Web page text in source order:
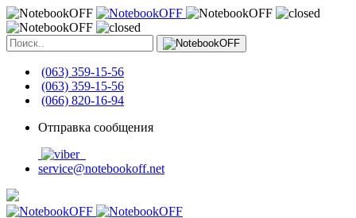
(063) 359-15-56
(063) 359-15-56
(066) 820-16-94
Отправка сообщения
service@notebookoff.net